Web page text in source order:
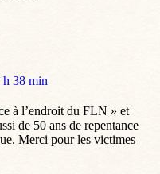
h 38 min
à l’endroit du FLN » et
de 50 ans de repentance
Merci pour les victimes